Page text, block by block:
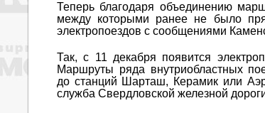
Теперь благодаря объединению
между которыми ранее не было
электропоездов с сообщениями
Так, с 11 декабря появится
Маршруты ряда внутриобластных
до станций Шарташ, Керамик или
служба Свердловской железной